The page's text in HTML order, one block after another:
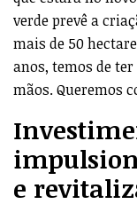
verde prevê a
mais de 50
anos, temos de
mãos. Queremos
e